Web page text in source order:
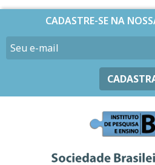
CADASTRE-SE NA